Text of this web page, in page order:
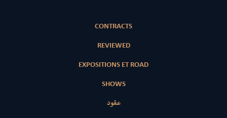
CONTRACTS
REVIEWED
EXPOSITIONS ET ROAD
SHOWS
عقود